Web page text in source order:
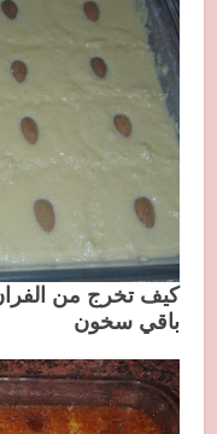
كيف تخرج من
باقي سخون